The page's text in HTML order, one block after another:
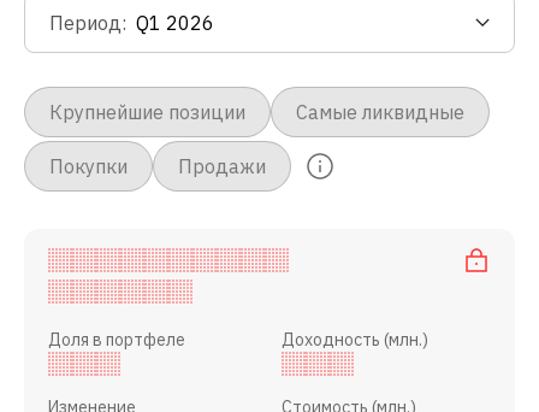
Период:
Крупнейшие позиции Самые ликвидные
Покупки Продажи
Доля в портфеле Доходность (млн.)
Изменение Стоимость (млн.)